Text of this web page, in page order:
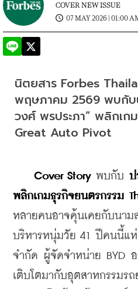
COVER NEW ISSUE
07 MAY 2026 | 01:00
นิตยสาร Forbes
พฤษภาคม 2569 พบกับ
วงศ์ พรประภา” พลิกเก
Great Auto Pivot
Cover Story พบกับ ป
พลิกเกมธุรกิจยนตรกรรม
หลายคนอาจคุ้นเคยกับนาม
บริหารหนุ่มวัย 41 ปีคนนี้แห่
จำกัด ผู้จัดจำหน่าย BYD อ
เติบโตมากับอุตสาหกรรมร